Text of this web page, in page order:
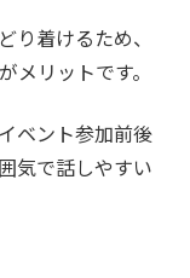
り着けるため、
リットです。
ベント参加前後
気で話しやすい